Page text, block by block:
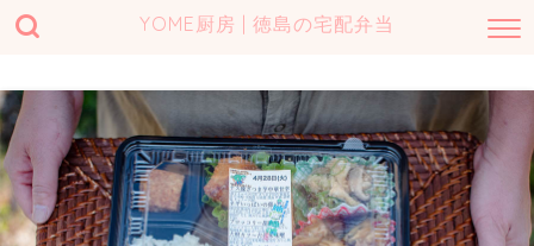
YOME厨房 | 徳島の宅配弁当